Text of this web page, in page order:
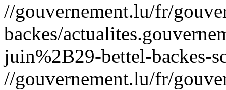
//gouvernement.lu/fr/
backes/
juin%2B29-bettel-backes-
//gouvernement.lu/fr/